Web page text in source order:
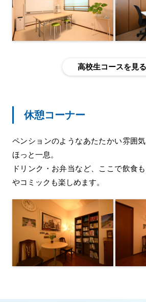
高校生コースを見る
休憩コーナー
ペンションのようなあたたかい雰囲
ほっと一息。
ドリンク・お弁当など、ここで飲食
やコミックも楽しめます。